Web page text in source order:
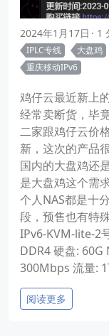
2024年1月17日 1
IPLC专线
大盘鸡
重庆移动IPv6
鸡仔云最近新上
经常卖断货，毕
二家跟鸡仔云价
新，这次的产品
国内的大盘鸡还
是大盘鸡这个需
个人NAS都是十
段，预售也有特
IPv6-KVM-lite-2
DDR4 硬盘: 60G
300Mbps 流量:
阅读更多